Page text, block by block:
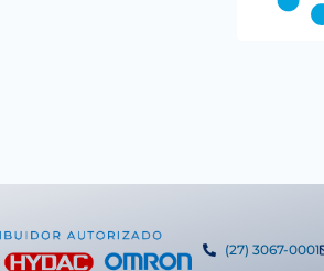
(27) 3067-0001